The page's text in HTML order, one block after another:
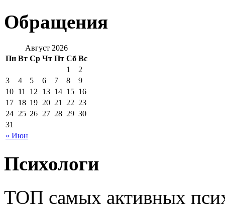
Обращения
Август 2026
Пн Вт Ср Чт Пт Сб Вс
« Июн
1
2
3
4 5 6 7 8
9
10 11 12 13 14 15 16
17 18 19 20 21 22 23
24 25 26 27 28 29 30
31
Психологи
ТОП самых активных